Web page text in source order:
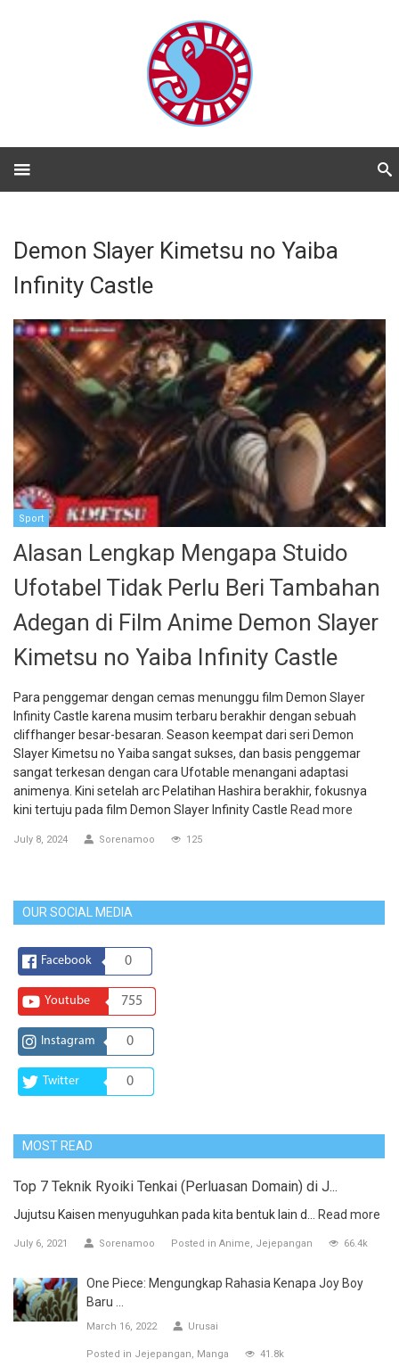
Demon Slayer Kimetsu no Yaiba
Infinity Castle
Sport
Alasan Lengkap Mengapa Stuido
Ufotabel Tidak Perlu Beri Tambahan
Adegan di Film Anime Demon Slayer
Kimetsu no Yaiba Infinity Castle
Para penggemar dengan cemas menunggu film Demon Slayer
Infinity Castle karena musim terbaru berakhir dengan sebuah
cliffhanger besar-besaran. Season keempat dari seri Demon
Slayer Kimetsu no Yaiba sangat sukses, dan basis penggemar
sangat terkesan dengan cara Ufotable menangani adaptasi
animenya. Kini setelah arc Pelatihan Hashira berakhir, fokusnya
kini tertuju pada film Demon Slayer Infinity Castle Read more
July 8, 2024 Sorenamoo 125
OUR SOCIAL MEDIA
Facebook 0
Youtube 755
Instagram 0
Twitter 0
MOST READ
Top 7 Teknik Ryoiki Tenkai (Perluasan Domain) di J...
Jujutsu Kaisen menyuguhkan pada kita bentuk lain d... Read more
July 6, 2021 Sorenamoo Posted in Anime Jejepangan 66.4k
One Piece: Mengungkap Rahasia Kenapa Joy Boy
Baru ...
March 16, 2022 Urusai
Posted in Jejepangan Manga 41.8k